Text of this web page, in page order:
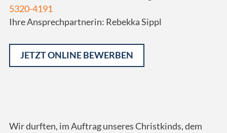
5320-4191
Ihre Ansprechpartnerin: Rebekka Sippl
JETZT ONLINE BEWERBEN
Wir durften, im Auftrag unseres Christkinds, dem